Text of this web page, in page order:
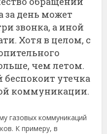
за день может
звонка, а иной
Хотя в целом, с
чем летом.
утечка
коммуникации.
газовых коммуникаций
К примеру, в